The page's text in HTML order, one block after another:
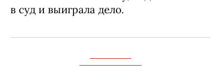
в суд и выиграла дело.